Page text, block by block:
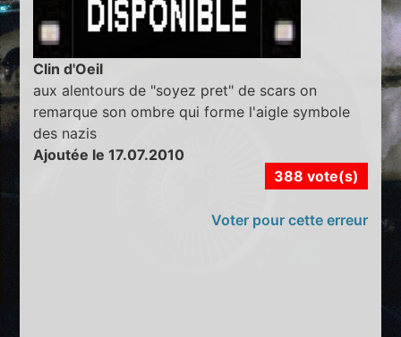
Clin d'Oeil
aux alentours de "soyez pret" de scars on
remarque son ombre qui forme l'aigle symbole
des nazis
Ajoutée le 17.07.2010
388 vote(s)
Voter pour cette erreur